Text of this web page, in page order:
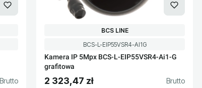
Kod produktu
BCS-L-EIP55VSR4-AI1G
Kamera IP 5Mpx BCS-L-EIP55VSR4-Ai1-G
grafitowa
PRODUCENT
BCS LINE
2 323,47 zł